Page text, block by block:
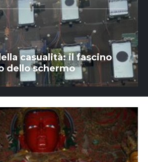
casualità: il fascino
dello schermo